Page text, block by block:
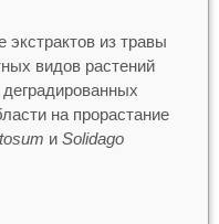
из травы
видов растений
на прорастание
и Solidago